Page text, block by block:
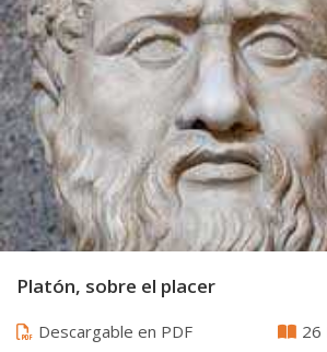
Platón, sobre el placer
Descargable en PDF 26